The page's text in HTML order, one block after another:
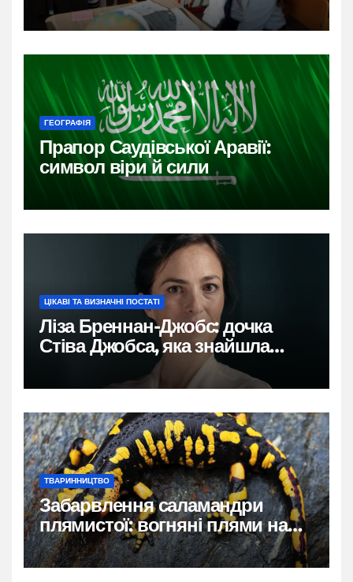
ГЕОГРАФІЯ
Прапор Саудівської Аравії:
символ віри й сили
ЦІКАВІ ТА ВИЗНАЧНІ ПОСТАТІ
Ліза Бреннан-Джобс: дочка
Стіва Джобса, яка знайшла
власний голос
ТВАРИННИЦТВО
Забарвлення саламандри
плямистої: вогняні плями на
чорному тлі